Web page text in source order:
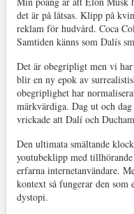
det är på låtsas. Klipp på
reklam för hudvård. Coca
Samtiden känns som Dalís
Det är obegripligt men vi
blir en ny epok av
obegriplighet har
märkvärdiga. Dag ut och
vrickade att Dalí och
Den ultimata smältande
youtubeklipp med
erfarna internetanvändare.
kontext så fungerar den som
dystopi.